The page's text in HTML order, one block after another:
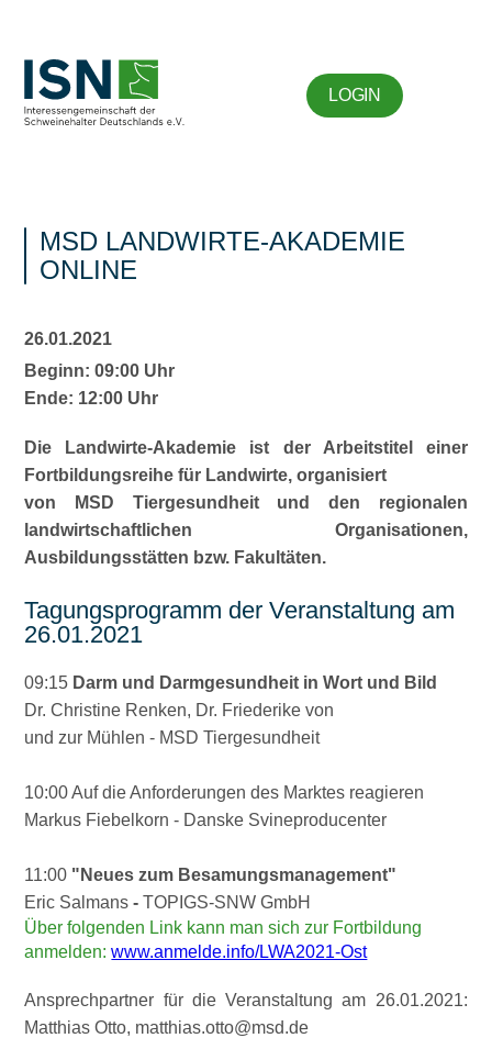
LOGIN
MSD LANDWIRTE-AKADEMIE
ONLINE
26.01.2021
Beginn: 09:00 Uhr
Ende: 12:00 Uhr
Die Landwirte-Akademie ist der Arbeitstitel einer
Fortbildungsreihe für Landwirte, organisiert
von MSD Tiergesundheit und den regionalen
landwirtschaftlichen Organisationen,
Ausbildungsstätten bzw. Fakultäten.
Tagungsprogramm der Veranstaltung am
26.01.2021
09:15 Darm und Darmgesundheit in Wort und Bild
Dr. Christine Renken, Dr. Friederike von
und zur Mühlen - MSD Tiergesundheit
10:00 Auf die Anforderungen des Marktes reagieren
Markus Fiebelkorn - Danske Svineproducenter
11:00
Neues zum Besamungsmanagement
Eric Salmans -TOPIGS-SNW GmbH
Über folgenden Link kann man sich zur Fortbildung
anmelden:www.anmelde.info/LWA2021-Ost
Ansprechpartner für die Veranstaltung am 26.01.2021:
Matthias Otto, matthias.otto@msd.de